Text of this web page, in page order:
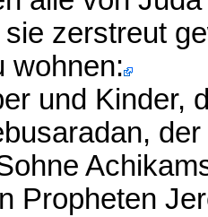
zerstreut
wohnen:
und Kinder,
Propheten